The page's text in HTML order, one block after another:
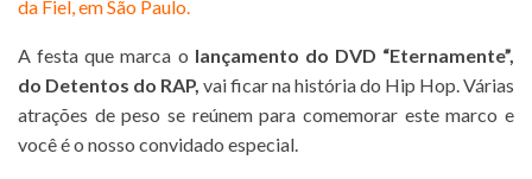
da Fiel, em São Paulo.
A festa que marca o lançamento do DVD “Eternamente”,
do Detentos do RAP, vai ficar na história do Hip Hop. Várias
atrações de peso se reúnem para comemorar este marco e
você é o nosso convidado especial.